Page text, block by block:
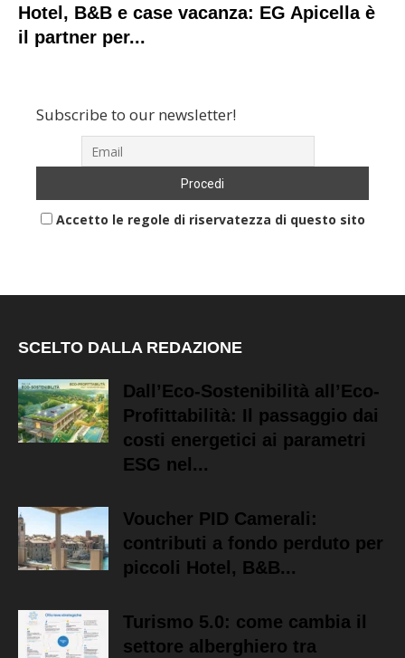
Hotel, B&B e case vacanza: EG Apicella è
il partner per...
Subscribe to our newsletter!
Accetto le regole di riservatezza di questo sito
SCELTO DALLA REDAZIONE
Dall’Eco-Sostenibilità all’Eco-
Profittabilità: Il passaggio dai
costi energetici ai parametri
ESG nel...
Voucher PID Camerali:
contributi a fondo perduto per
piccoli Hotel, B&B...
Turismo 5.0: come cambia il
settore alberghiero tra